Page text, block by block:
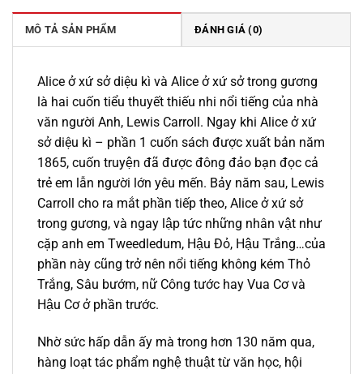
195.000 ₫.
MÔ TẢ SẢN PHẨM ĐÁNH GIÁ (0)
Alice ở xứ sở diệu kì và Alice ở xứ sở trong gương
là hai cuốn tiểu thuyết thiếu nhi nổi tiếng của nhà
văn người Anh, Lewis Carroll. Ngay khi Alice ở xứ
sở diệu kì – phần 1 cuốn sách được xuất bản năm
1865, cuốn truyện đã được đông đảo bạn đọc cả
trẻ em lẫn người lớn yêu mến. Bảy năm sau, Lewis
Carroll cho ra mắt phần tiếp theo, Alice ở xứ sở
trong gương, và ngay lập tức những nhân vật như
cặp anh em Tweedledum, Hậu Đỏ, Hậu Trắng…của
phần này cũng trở nên nổi tiếng không kém Thỏ
Trắng, Sâu bướm, nữ Công tước hay Vua Cơ và
Hậu Cơ ở phần trước.
Nhờ sức hấp dẫn ấy mà trong hơn 130 năm qua,
hàng loạt tác phẩm nghệ thuật từ văn học, hội